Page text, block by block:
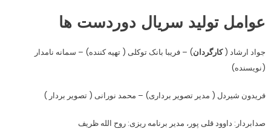
عوامل تولید سریال دوردست ها
جواد ارشاد (کارگردان) – فریبا بانک توکلی ( تهیه کننده) – سمانه نامدار
(نویسنده)
فریدون شیردل ( مدیر تصویر برداری) – محمد نورانی ( تصویر بردار )
صدابردار: داوود قلی پور، مدیر برنامه ریزی: روح الله ظریف